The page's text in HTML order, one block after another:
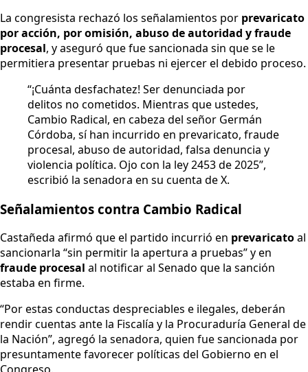
La congresista rechazó los señalamientos por prevaricato
por acción, por omisión, abuso de autoridad y fraude
procesal, y aseguró que fue sancionada sin que se le
permitiera presentar pruebas ni ejercer el debido proceso.
“¡Cuánta desfachatez! Ser denunciada por
delitos no cometidos. Mientras que ustedes,
Cambio Radical, en cabeza del señor Germán
Córdoba, sí han incurrido en prevaricato, fraude
procesal, abuso de autoridad, falsa denuncia y
violencia política. Ojo con la ley 2453 de 2025”,
escribió la senadora en su cuenta de X.
Señalamientos contra Cambio Radical
Castañeda afirmó que el partido incurrió en prevaricatoal
sancionarla “sin permitir la apertura a pruebas” y en
fraude procesal al notificar al Senado que la sanción
estaba en firme.
“Por estas conductas despreciables e ilegales, deberán
rendir cuentas ante la Fiscalía y la Procuraduría General de
la Nación”, agregó la senadora, quien fue sancionada por
presuntamente favorecer políticas del Gobierno en el